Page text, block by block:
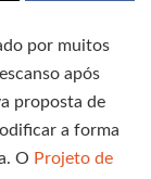
por muitos
após
proposta de
a forma
O Projeto de